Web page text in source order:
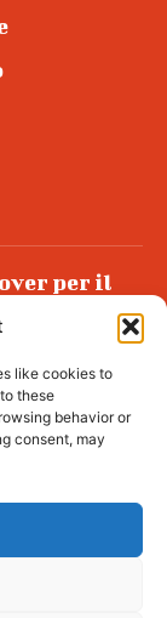
like cookies to
these
behavior or
consent, may
per il